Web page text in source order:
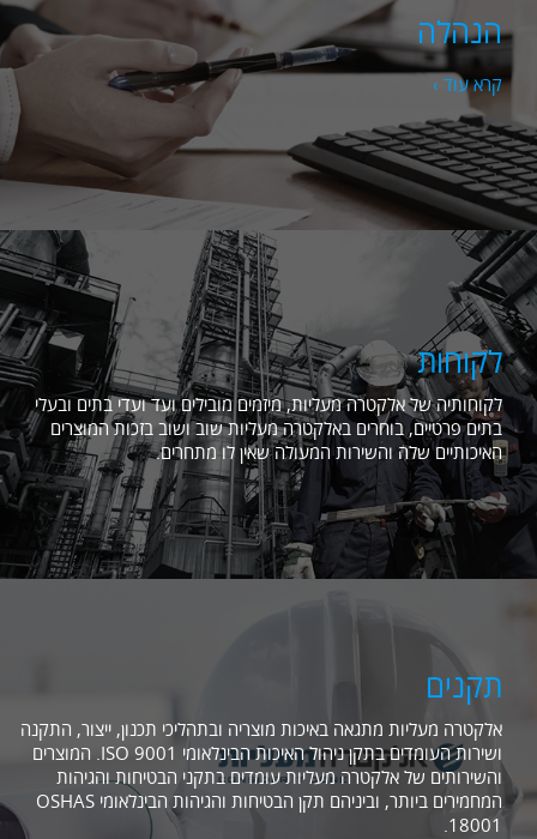
הנהלה
קרא עוד ›
לקוחות
לקוחותיה של אלקטרה מעליות, מיזמים מובילים ועד ועדי בתים ובעלי
בתים פרטיים, בוחרים באלקטרה מעליות שוב ושוב בזכות המוצרים
האיכותיים שלה והשירות המעולה שאין לו מתחרים.
תקנים
אלקטרה מעליות מתגאה באיכות מוצריה ובתהליכי תכנון, ייצור, התקנה
ושירות העומדים בתקן ניהול האיכות הבינלאומי ISO 9001. המוצרים
והשירותים של אלקטרה מעליות עומדים בתקני הבטיחות והגיהות
המחמירים ביותר, וביניהם תקן הבטיחות והגיהות הבינלאומי OSHAS
18001.